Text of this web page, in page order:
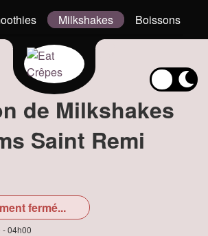
Milkshakes Boissons
de Milkshakes
Saint Remi
fermé...
- 04h00